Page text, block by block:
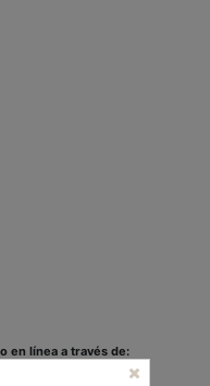
en línea a través de: